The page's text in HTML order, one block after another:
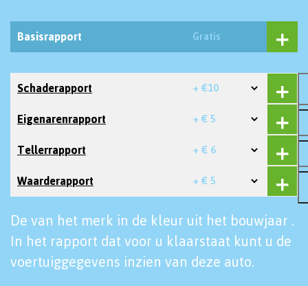
Basisrapport Gratis
Schaderapport + €10
Eigenarenrapport + € 5
Tellerrapport + € 6
Waarderapport + € 5
De van het merk in de kleur uit het bouwjaar .
In het rapport dat voor u klaarstaat kunt u de
voertuiggegevens inzien van deze auto.